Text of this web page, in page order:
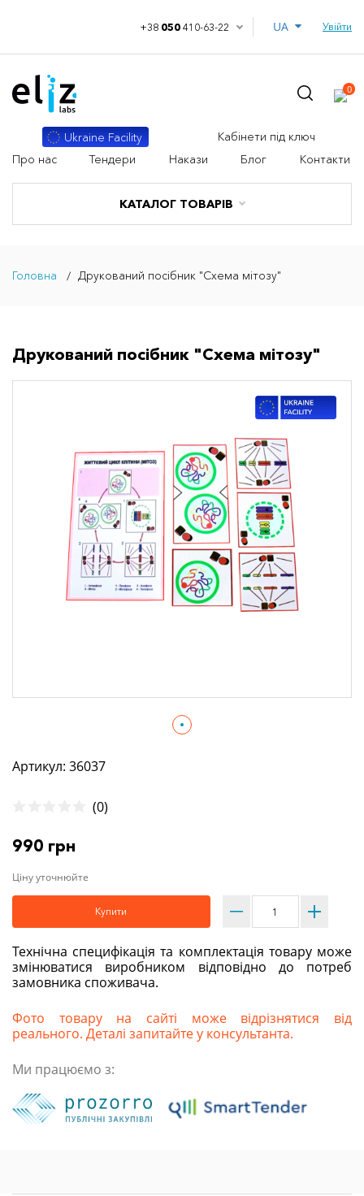
+38 050410-63-22 Увійти
КАТАЛОГ ТОВАРІВ
Ukraine Facility
Кабінети під ключ
Про нас
Тендери Накази Блог Контакти
0
Головна Друкований посібник "Схема мітозу"
Друкований посібник "Схема мітозу"
Артикул: 36037
(0)
990 грн
Ціну уточнюйте
Купити
Технічна специфікація та комплектація товару може
змінюватися виробником відповідно до потреб
замовника споживача.
Фото товару на сайті може відрізнятися від
реального. Деталі запитайте у консультанта.
Ми працюємо з: